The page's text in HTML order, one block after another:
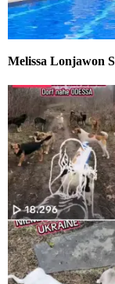
Melissa Lonjawon